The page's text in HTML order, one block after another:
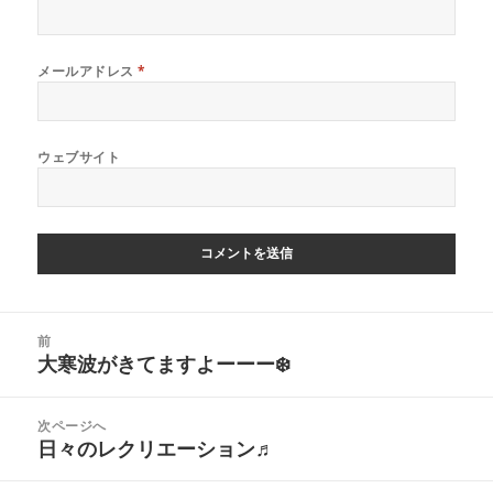
メールアドレス*
ウェブサイト
前
前
投
稿:
大寒波がきてますよーーー❄️
次ページへ
次
日々のレクリエーション♬